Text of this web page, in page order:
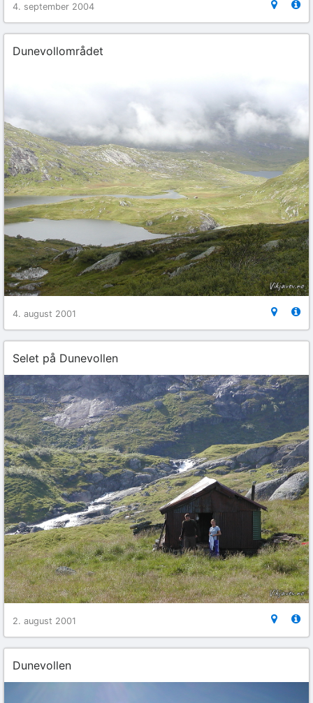
4. september 2004
Dunevollområdet
4. august 2001
Selet på Dunevollen
2. august 2001
Dunevollen